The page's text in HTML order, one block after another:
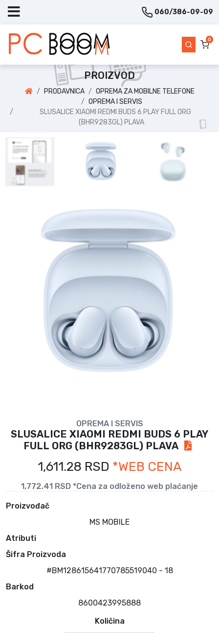
060/386-09-09
0
PROIZVOD
PRODAVNICA
OPREMA ZA MOBILNE TELEFONE
OPREMA I SERVIS
SLUSALICE XIAOMI REDMI BUDS 6 PLAY FULL ORG
(BHR9283GL) PLAVA
OPREMA I SERVIS
SLUSALICE XIAOMI REDMI BUDS 6 PLAY
FULL ORG (BHR9283GL) PLAVA
1,611.28 RSD *WEB CENA
1,772.41 RSD *Cena za odloženo web plaćanje
Proizvođač
MS MOBILE
Atributi
Šifra Proizvoda
#BM128615641770785519040 - 18
Barkod
8600423995888
Količina